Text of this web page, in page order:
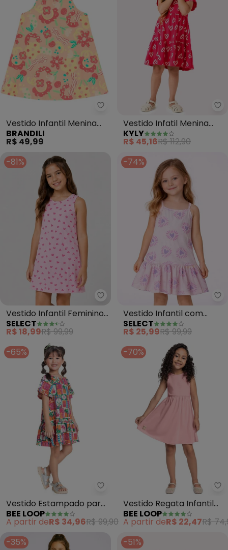
Brandili - Vestido Infantil
Vestido Infantil Menina
em Meia Malha (Rosa)
BRANDILI
R$ 49,99
Vestido Infatil Menina
Corações (Rosa)
KYLY
R$ 45,16R$ 112,90
-81%
Select - Vestido Infantil
Vestido Infantil Feminino
Estampado (Rosa)
SELECT
R$ 18,99R$ 99,99
-74%
Vestido Infantil com
Alças e Babado (Rosa)
SELECT
R$ 25,99R$ 99,99
-65%
Bee Loop - Vestido Estampado
Vestido Estampado para
Menina (Rosa)
BEE LOOP
A partir deR$ 34,96R$ 99,90
-70%
Vestido Regata Infantil
(Rosa)
BEE LOOP
A partir deR$ 22,47R$
-35%
-51%